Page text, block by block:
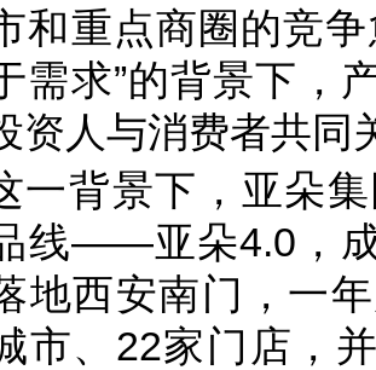
和重点商圈的竞
需求”的背景下，
资人与消费者共同
一背景下，亚朵
线——亚朵4.0，
地西安南门，一
市、22家门店，